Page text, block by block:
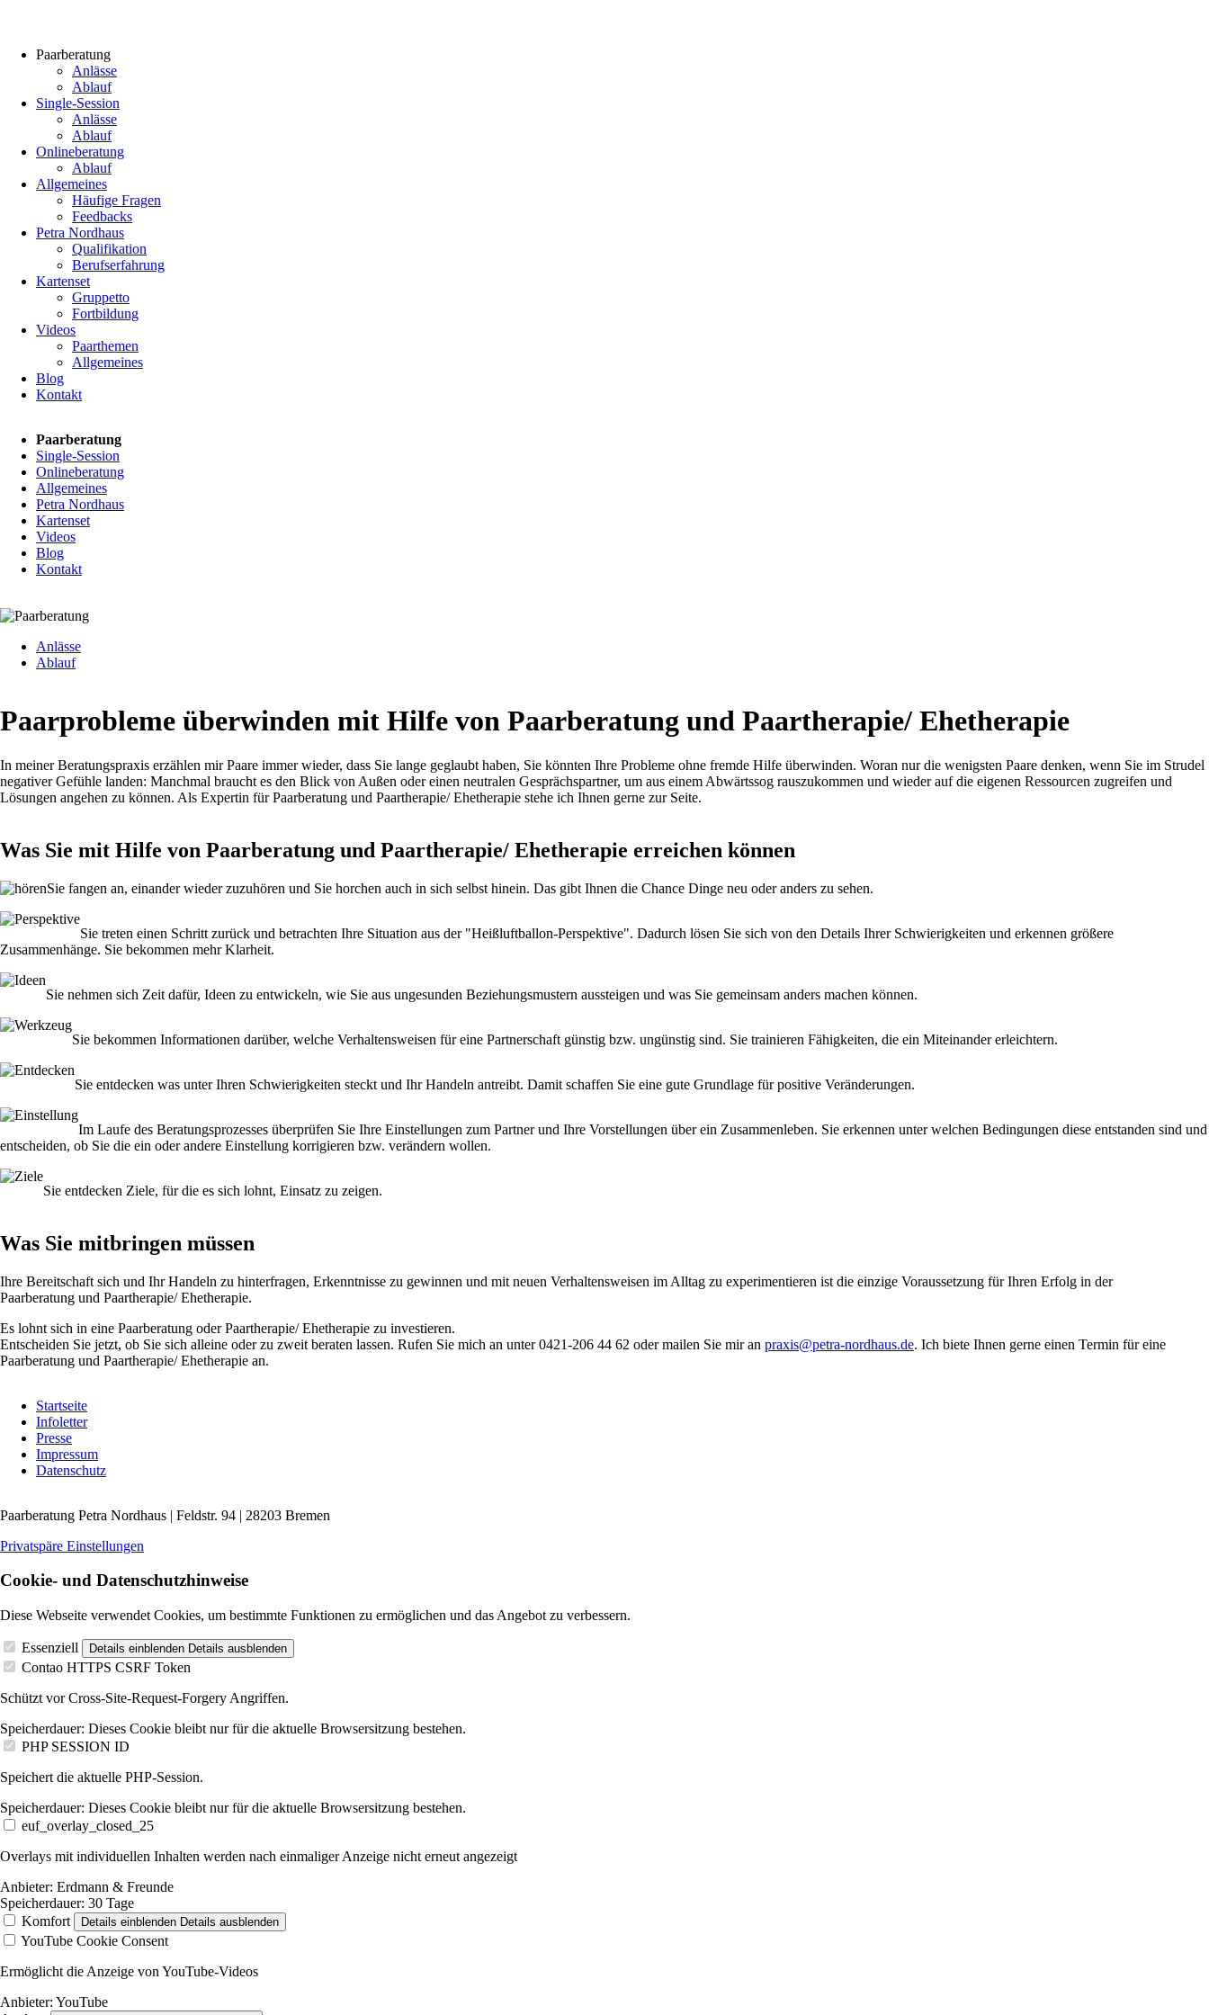
Paarberatung
Anlässe
Ablauf
Single-Session
Anlässe
Ablauf
Onlineberatung
Ablauf
Allgemeines
Häufige Fragen
Feedbacks
Petra Nordhaus
Qualifikation
Berufserfahrung
Kartenset
Gruppetto
Fortbildung
Videos
Paarthemen
Allgemeines
Blog
Kontakt
überspringenPaarberatung
Single-Session
Onlineberatung
Allgemeines
Petra Nordhaus
Kartenset
Videos
Blog
Kontakt
überspringen
Anlässe
Ablauf
Paarprobleme überwinden mit Hilfe von Paarberatung und Paartherapie/ Ehetherapie
In meiner Beratungspraxis erzählen mir Paare immer wieder, dass Sie lange geglaubt haben, Sie könnten Ihre Probleme ohne fremde Hilfe überwinden. Woran nur die wenigsten Paare denken, wenn Sie im Strudel
negativer Gefühle landen: Manchmal braucht es den Blick von Außen oder einen neutralen Gesprächspartner, um aus einem Abwärtssog rauszukommen und wieder auf die eigenen Ressourcen zugreifen und
Lösungen angehen zu können. Als Expertin für Paarberatung und Paartherapie/ Ehetherapie stehe ich Ihnen gerne zur Seite.
Was Sie mit Hilfe von Paarberatung und Paartherapie/ Ehetherapie erreichen können
Sie fangen an, einander wieder zuzuhören und Sie horchen auch in sich selbst hinein. Das gibt Ihnen die Chance Dinge neu oder anders zu sehen.
Sie treten einen Schritt zurück und betrachten Ihre Situation aus der "Heißluftballon-Perspektive". Dadurch lösen Sie sich von den Details Ihrer Schwierigkeiten und erkennen größere
Zusammenhänge. Sie bekommen mehr Klarheit.
Sie nehmen sich Zeit dafür, Ideen zu entwickeln, wie Sie aus ungesunden Beziehungsmustern aussteigen und was Sie gemeinsam anders machen können.
Sie bekommen Informationen darüber, welche Verhaltensweisen für eine Partnerschaft günstig bzw. ungünstig sind. Sie trainieren Fähigkeiten, die ein Miteinander erleichtern.
Sie entdecken was unter Ihren Schwierigkeiten steckt und Ihr Handeln antreibt. Damit schaffen Sie eine gute Grundlage für positive Veränderungen.
Im Laufe des Beratungsprozesses überprüfen Sie Ihre Einstellungen zum Partner und Ihre Vorstellungen über ein Zusammenleben. Sie erkennen unter welchen Bedingungen diese entstanden sind und
entscheiden, ob Sie die ein oder andere Einstellung korrigieren bzw. verändern wollen.
Sie entdecken Ziele, für die es sich lohnt, Einsatz zu zeigen.
Was Sie mitbringen müssen
Ihre Bereitschaft sich und Ihr Handeln zu hinterfragen, Erkenntnisse zu gewinnen und mit neuen Verhaltensweisen im Alltag zu experimentieren ist die einzige Voraussetzung für Ihren Erfolg in der
Paarberatung und Paartherapie/ Ehetherapie.
Es lohnt sich in eine Paarberatung oder Paartherapie/ Ehetherapie zu investieren.
Entscheiden Sie jetzt, ob Sie sich alleine oder zu zweit beraten lassen. Rufen Sie mich an unter 0421-206 44 62 oder mailen Sie mir an praxis@petra-nordhaus.de. Ich biete Ihnen gerne einen Termin für eine
Paarberatung und Paartherapie/ Ehetherapie an.
überspringen
Startseite
Infoletter
Presse
Impressum
Datenschutz
Paarberatung Petra Nordhaus | Feldstr. 94 | 28203 Bremen
Privatspäre Einstellungen
Cookie- und Datenschutzhinweise
Diese Webseite verwendet Cookies, um bestimmte Funktionen zu ermöglichen und das Angebot zu verbessern.
Essenziell Details einblenden Details ausblenden
Contao HTTPS CSRF Token
Schützt vor Cross-Site-Request-Forgery Angriffen.
Speicherdauer: Dieses Cookie bleibt nur für die aktuelle Browsersitzung bestehen.
PHP SESSION ID
Speichert die aktuelle PHP-Session.
Speicherdauer: Dieses Cookie bleibt nur für die aktuelle Browsersitzung bestehen.
euf_overlay_closed_25
Overlays mit individuellen Inhalten werden nach einmaliger Anzeige nicht erneut angezeigt
Anbieter: Erdmann & Freunde
Speicherdauer: 30 Tage
Komfort
Details einblenden Details ausblenden
YouTube Cookie Consent
Ermöglicht die Anzeige von YouTube-Videos
Anbieter: YouTube